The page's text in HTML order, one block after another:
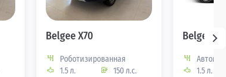
Belgee X70
Роботизированная
1.5 л.
150 л.с.
Belgee X70
1.5 л.